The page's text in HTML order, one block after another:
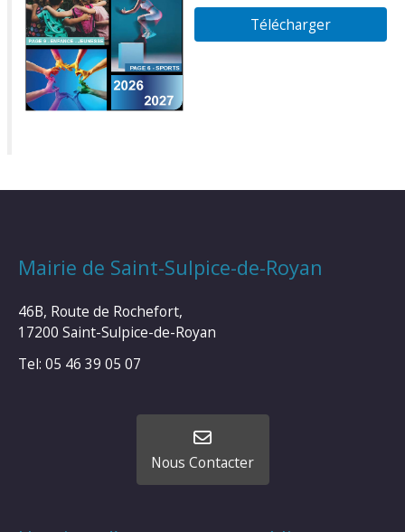
Télécharger
Mairie de Saint-Sulpice-de-Royan
46B, Route de Rochefort,
17200 Saint-Sulpice-de-Royan
Tel: 05 46 39 05 07
Nous Contacter